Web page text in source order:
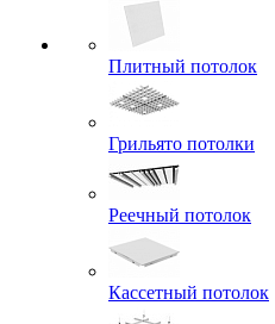
Плитный потолок
Грильято потолки
Реечный потолок
Кассетный потолок